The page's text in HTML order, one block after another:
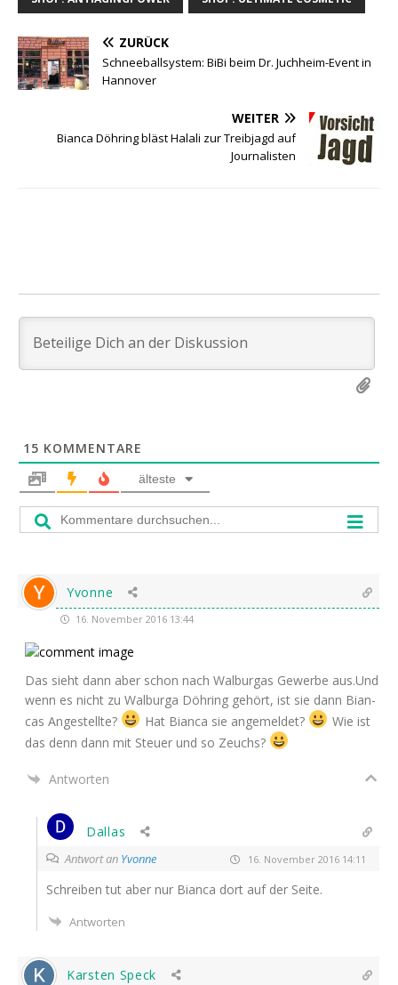
ZURÜCK
Schneeballsystem: BiBi beim Dr. Juchheim-Event in
Hannover
WEITER
Bianca Döhring bläst Halali zur Treibjagd auf
Journalisten
15 KOMMENTARE
älteste
Yvonne
16. November 2016 13:44
Das sieht dann aber schon nach Wal­bur­gas Gewer­be aus.Und
wenn es nicht zu Wal­bur­ga Döh­ring gehört, ist sie dann Bian­
cas Ange­stell­te?
Hat Bian­ca sie ange­mel­det?
Wie ist
das denn dann mit Steu­er und so Zeuchs?
Antworten
Dallas
Antwort an Yvonne 16. November 2016 14:11
Schrei­ben tut aber nur Bian­ca dort auf der Seite.
Antworten
Karsten Speck